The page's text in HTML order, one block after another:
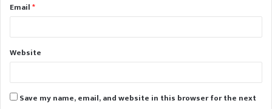
Email*
Website
Save my name, email, and website in this browser for the next